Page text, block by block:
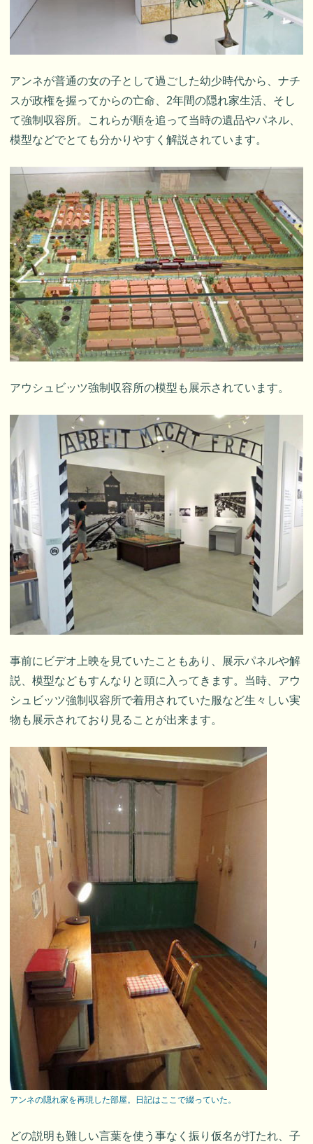
アンネが普通の女の子として過ごした幼少時代から、ナチ
スが政権を握ってからの亡命、2年間の隠れ家生活、そし
て強制収容所。これらが順を追って当時の遺品やパネル、
模型などでとても分かりやすく解説されています。
アウシュビッツ強制収容所の模型も展示されています。
事前にビデオ上映を見ていたこともあり、展示パネルや解
説、模型などもすんなりと頭に入ってきます。当時、アウ
シュビッツ強制収容所で着用されていた服など生々しい実
物も展示されており見ることが出来ます。
アンネの隠れ家を再現した部屋。日記はここで綴っていた。
どの説明も難しい言葉を使う事なく振り仮名が打たれ、子